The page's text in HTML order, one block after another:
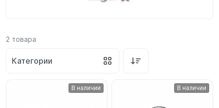
2 товара
Категории
В наличии В наличии